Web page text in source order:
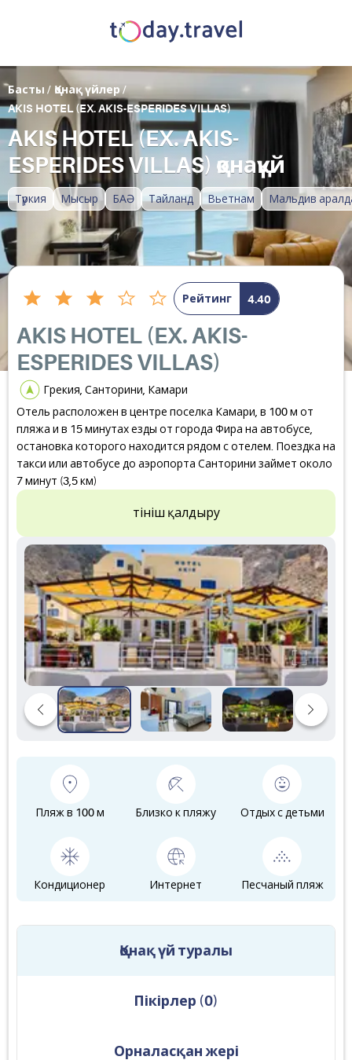
Түркия Мысыр БАӘ Тайланд Вьетнам Мальдив
Басты / Қонақ үйлер/
AKIS HOTEL (EX. AKIS-ESPERIDES VILLAS)
AKIS HOTEL (EX. AKIS-
ESPERIDES VILLAS) қонақүй
Рейтинг 4.40
AKIS HOTEL (EX. AKIS-
ESPERIDES VILLAS)
Грекия, Санторини, Камари
Отель расположен в центре поселка Камари, в 100 м от
пляжа и в 15 минутах езды от города Фира на автобусе,
остановка которого находится рядом с отелем. Поездка на
такси или автобусе до аэропорта Санторини займет около
7 минут (3,5 км)
Өтініш қалдыру
Пляж в 100 м Близко к пляжу Отдых с детьми
Кондиционер Интернет Песчаный пляж
Қонақ үй туралы
Пікірлер (0)
Орналасқан жері